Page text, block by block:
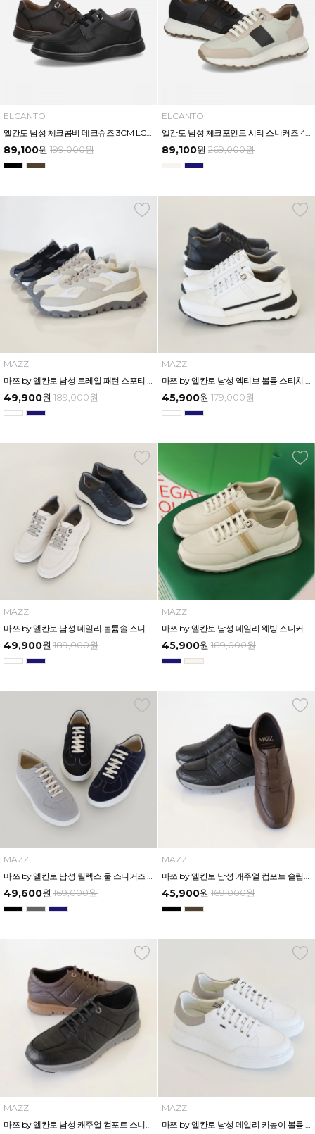
ELCANTO
엘칸토 남성 체크콤비 데크슈즈 3CM LCMC12U613
89,100원 199,000원
ELCANTO
엘칸토 남성 체크포인트 시티 스니커즈 4CM LCMS82U613
89,100원 269,000원
MAZZ
마쯔 by 엘칸토 남성 트레일 패턴 스포티 스니커즈 4cm LCMS51M613
49,900원 189,000원
MAZZ
마쯔 by 엘칸토 남성 엑티브 볼륨 스티치 스니커즈 3.5cm LCMS54M613
45,900원 179,000원
MAZZ
마쯔 by 엘칸토 남성 데일리 볼륨솔 스니커즈 3cm LCMS53M613
49,900원 189,000원
MAZZ
마쯔 by 엘칸토 남성 데일리 웨빙 스니커즈 3.5cm LCMS52M613
45,900원 189,000원
MAZZ
마쯔 by 엘칸토 남성 릴렉스 울 스니커즈 3cm LCMS57M613
49,600원 169,000원
MAZZ
마쯔 by 엘칸토 남성 캐주얼 컴포트 슬립온 3cm LCMS63M613
45,900원 169,000원
MAZZ
MAZZ